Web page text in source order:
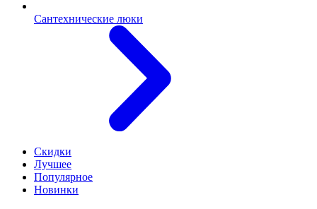
Сантехнические люки
Скидки
Лучшее
Популярное
Новинки